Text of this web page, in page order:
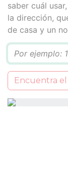
saber cuál
la dirección,
de casa y un
Encuentra el